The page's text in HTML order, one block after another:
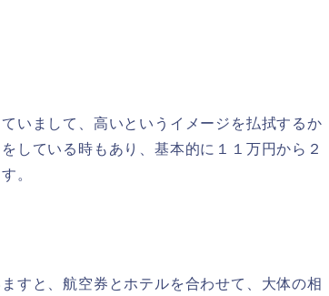
いまして、高いというイメージを払拭するか
している時もあり、基本的に１１万円から２
。
すと、航空券とホテルを合わせて、大体の相